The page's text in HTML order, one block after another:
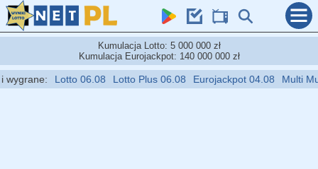
Kumulacja Lotto: 5 000 000 zł
Kumulacja Eurojackpot: 140 000 000 zł
Lotto 06.08 Lotto Plus 06.08 Eurojackpot 04.08 Multi Multi